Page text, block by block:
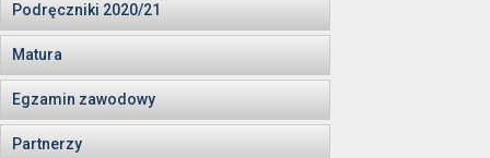
Podręczniki 2020/21
Matura
Egzamin zawodowy
Partnerzy